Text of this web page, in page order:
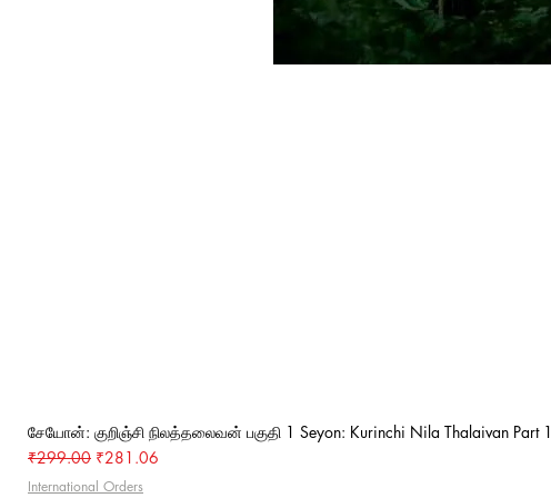
சேயோன்: குறிஞ்சி நிலத்தலைவன் பகுதி 1 Seyon: Kurinchi Nila Thalaivan Part 1
Regular Price
₹299.00 Sale Price
₹281.06
International Orders